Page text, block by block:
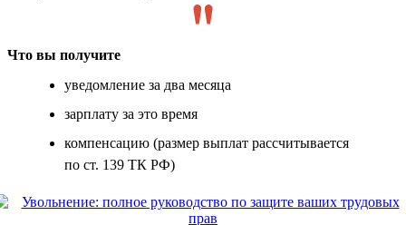
Что вы получите
уведомление за два месяца
зарплату за это время
компенсацию (размер выплат рассчитывается
по ст. 139 ТК РФ)